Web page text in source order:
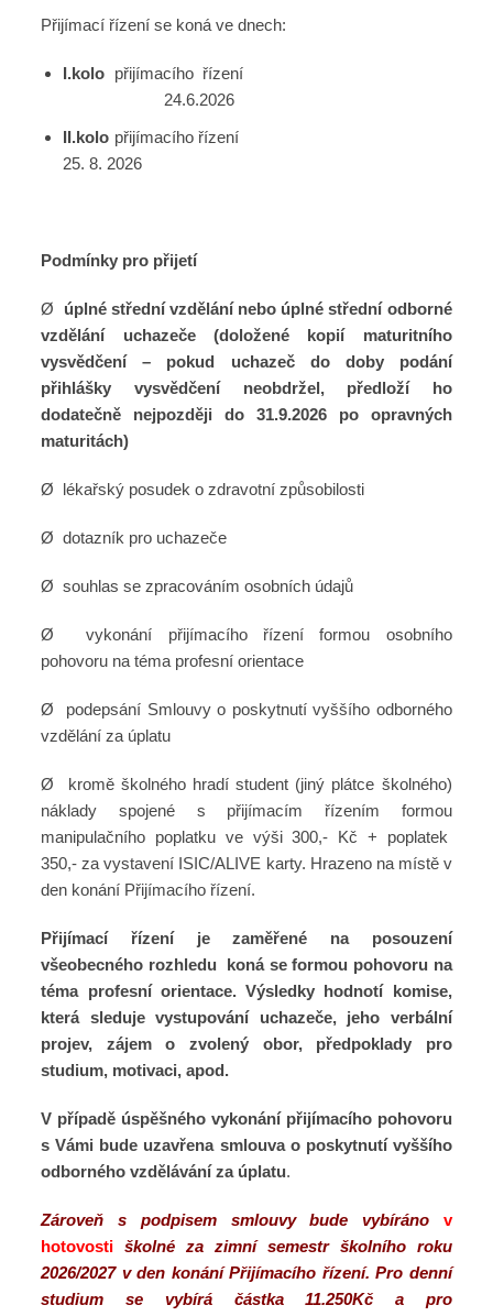
Přijímací řízení se koná ve dnech:
I.kolo přijímacího řízení
24.6.2026
II.kolo přijímacího řízení
25. 8. 2026
Podmínky pro přijetí
Ø úplné střední vzdělání nebo úplné střední odborné
vzdělání uchazeče (doložené kopií maturitního
vysvědčení – pokud uchazeč do doby podání
přihlášky vysvědčení neobdržel, předloží ho
dodatečně nejpozději do 31.9.2026 po opravných
maturitách)
Ø lékařský posudek o zdravotní způsobilosti
Ø dotazník pro uchazeče
Ø souhlas se zpracováním osobních údajů
Ø vykonání přijímacího řízení formou osobního
pohovoru na téma profesní orientace
Ø podepsání Smlouvy o poskytnutí vyššího odborného
vzdělání za úplatu
Ø kromě školného hradí student (jiný plátce školného)
náklady spojené s přijímacím řízením formou
manipulačního poplatku ve výši 300,- Kč + poplatek
350,- za vystavení ISIC/ALIVE karty. Hrazeno na místě v
den konání Přijímacího řízení.
Přijímací řízení je zaměřené na posouzení
všeobecného rozhledu koná se formou pohovoru na
téma profesní orientace. Výsledky hodnotí komise,
která sleduje vystupování uchazeče, jeho verbální
projev, zájem o zvolený obor, předpoklady pro
studium, motivaci, apod.
V případě úspěšného vykonání přijímacího pohovoru
s Vámi bude uzavřena smlouva o poskytnutí vyššího
odborného vzdělávání za úplatu.
Zároveň s podpisem smlouvy bude vybíráno v
hotovosti
školné za zimní semestr školního roku
2026/2027 v den konání Přijímacího řízení. Pro denní
studium se vybírá částka 11.250Kč a pro